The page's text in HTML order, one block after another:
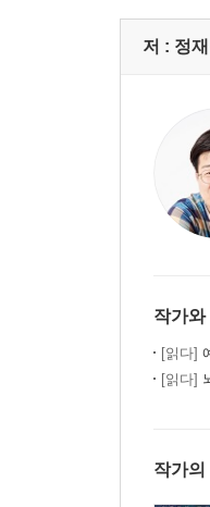
저 : 정
작가와
[읽다]
[읽다]
작가의